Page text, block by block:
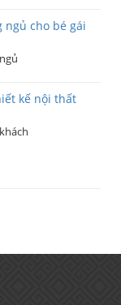
ngủ cho bé gái
kế nội thất